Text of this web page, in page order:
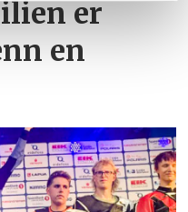
er
en